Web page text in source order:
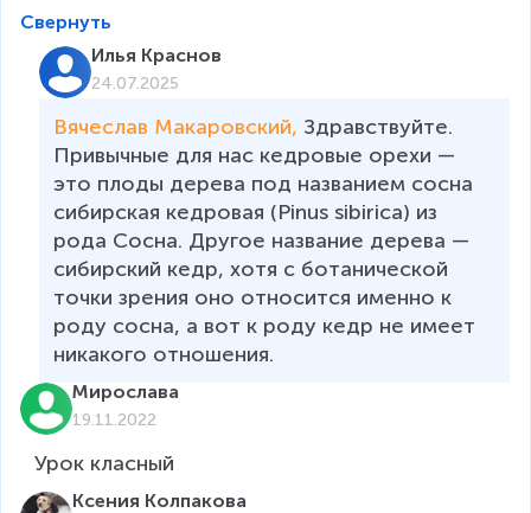
Свернуть
Илья Краснов
24.07.2025
Вячеслав Макаровский, Здравствуйте.
Привычные для нас кедровые орехи —
это плоды дерева под названием сосна
сибирская кедровая (Pinus sibirica) из
рода Сосна. Другое название дерева —
сибирский кедр, хотя с ботанической
точки зрения оно относится именно к
роду сосна, а вот к роду кедр не имеет
никакого отношения.
Мирослава
19.11.2022
Урок класный
Ксения Колпакова